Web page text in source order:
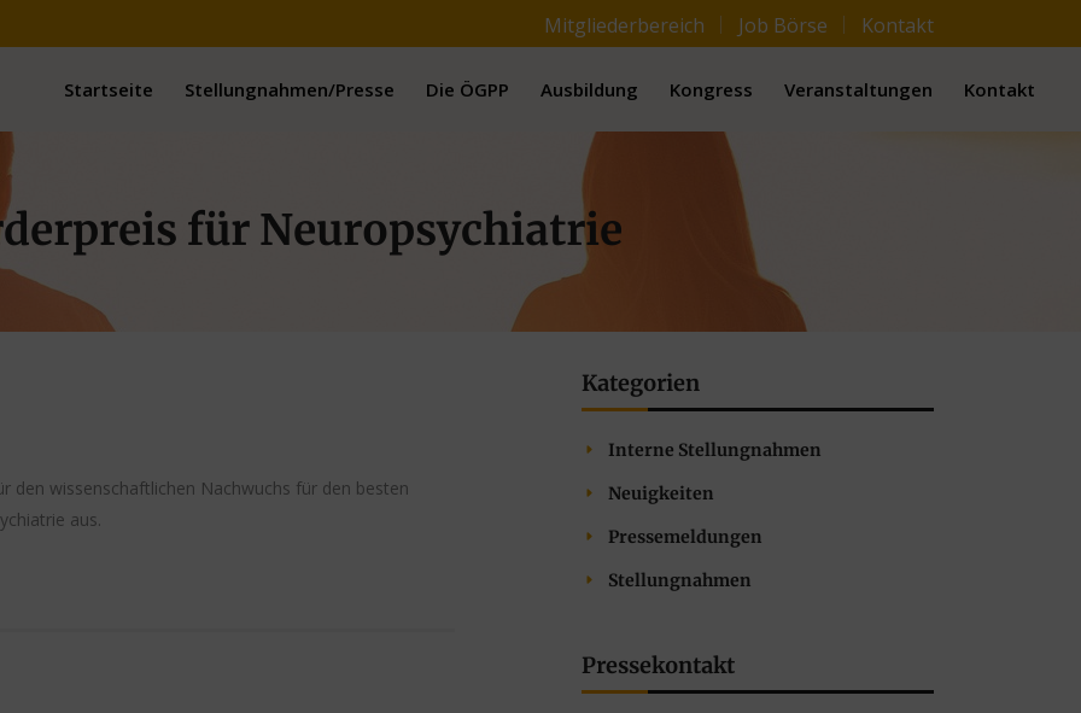
Mitgliederbereich Job Börse Kontakt
Startseite Stellungnahmen/Presse Die ÖGPP Ausbildung Kongress Veranstaltungen Kontakt
für Neuropsychiatrie
den wissenschaftlichen Nachwuchs für den besten
aus.
Kategorien
Interne Stellungnahmen
Neuigkeiten
Pressemeldungen
Stellungnahmen
Pressekontakt